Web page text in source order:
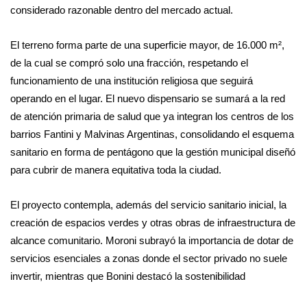
considerado razonable dentro del mercado actual.
El terreno forma parte de una superficie mayor, de 16.000 m²,
de la cual se compró solo una fracción, respetando el
funcionamiento de una institución religiosa que seguirá
operando en el lugar. El nuevo dispensario se sumará a la red
de atención primaria de salud que ya integran los centros de los
barrios Fantini y Malvinas Argentinas, consolidando el esquema
sanitario en forma de pentágono que la gestión municipal diseñó
para cubrir de manera equitativa toda la ciudad.
El proyecto contempla, además del servicio sanitario inicial, la
creación de espacios verdes y otras obras de infraestructura de
alcance comunitario. Moroni subrayó la importancia de dotar de
servicios esenciales a zonas donde el sector privado no suele
invertir, mientras que Bonini destacó la sostenibilidad